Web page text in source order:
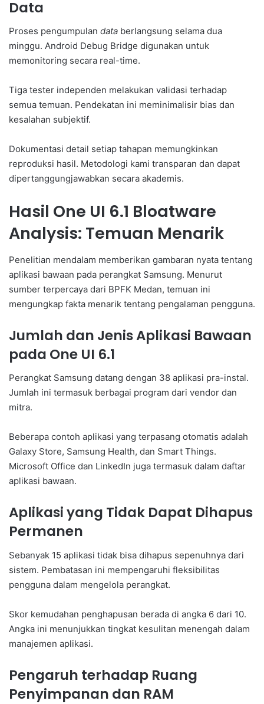
Data
Proses pengumpulan data berlangsung selama dua
minggu. Android Debug Bridge digunakan untuk
memonitoring secara real-time.
Tiga tester independen melakukan validasi terhadap
semua temuan. Pendekatan ini meminimalisir bias dan
kesalahan subjektif.
Dokumentasi detail setiap tahapan memungkinkan
reproduksi hasil. Metodologi kami transparan dan dapat
dipertanggungjawabkan secara akademis.
Hasil One UI 6.1 Bloatware
Analysis: Temuan Menarik
Penelitian mendalam memberikan gambaran nyata tentang
aplikasi bawaan pada perangkat Samsung. Menurut
sumber terpercaya dari BPFK Medan, temuan ini
mengungkap fakta menarik tentang pengalaman pengguna.
Jumlah dan Jenis Aplikasi Bawaan
pada One UI 6.1
Perangkat Samsung datang dengan 38 aplikasi pra-instal.
Jumlah ini termasuk berbagai program dari vendor dan
mitra.
Beberapa contoh aplikasi yang terpasang otomatis adalah
Galaxy Store, Samsung Health, dan Smart Things.
Microsoft Office dan LinkedIn juga termasuk dalam daftar
aplikasi bawaan.
Aplikasi yang Tidak Dapat Dihapus
Permanen
Sebanyak 15 aplikasi tidak bisa dihapus sepenuhnya dari
sistem. Pembatasan ini mempengaruhi fleksibilitas
pengguna dalam mengelola perangkat.
Skor kemudahan penghapusan berada di angka 6 dari 10.
Angka ini menunjukkan tingkat kesulitan menengah dalam
manajemen aplikasi.
Pengaruh terhadap Ruang
Penyimpanan dan RAM